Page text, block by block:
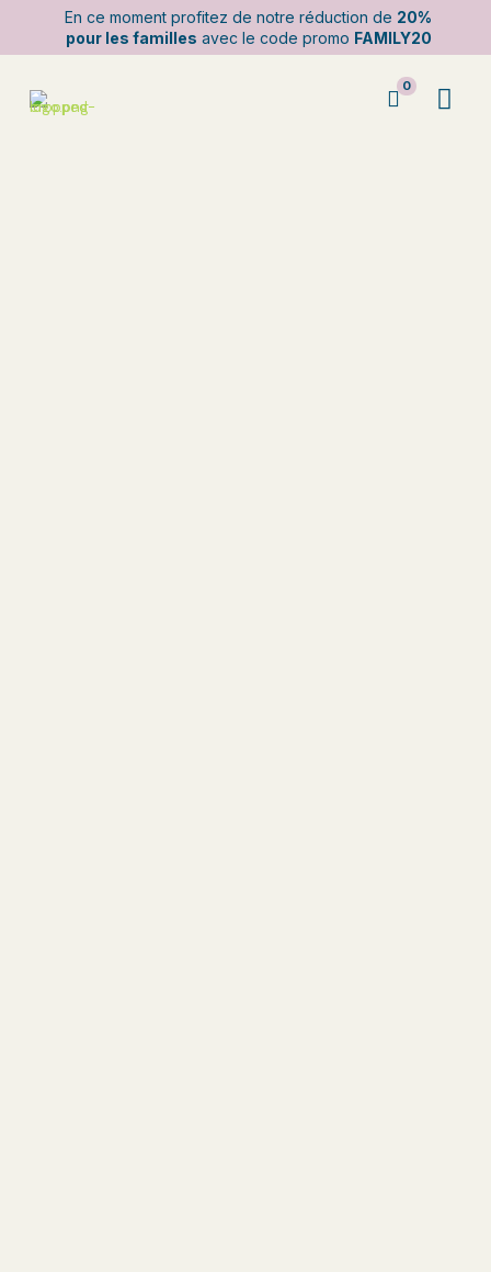
En ce moment profitez de notre réduction de 20%
pour les familles avec le code promo FAMILY20
0